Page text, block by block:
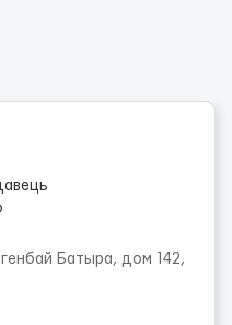
Батыра, дом 142,